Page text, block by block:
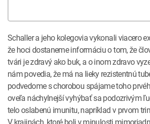
Schaller a jeho kolegovia vykonali viacero
že hoci dostaneme informáciu o tom, že
tvári je zdravý ako buk, a o inom zdravo
nám povedia, že má na lieky rezistentnú
podvedome s chorobou spájame toho
oveľa náchylnejší vyhýbať sa podozrivým
telo oslabenú imunitu, napríklad v prvom